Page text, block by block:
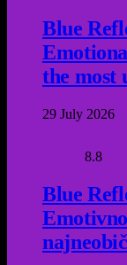
Blue
the most
29 July 2026
8.8
Blue